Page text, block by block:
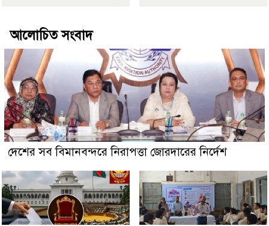
আলোচিত সংবাদ
দেশের সব বিমানবন্দরে নিরাপত্তা জোরদারের নির্দেশ